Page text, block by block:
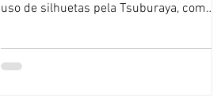
uso de silhuetas pela Tsuburaya, com
Blog Sushi POP não utiliza textos feitos
com ajuda de Inteligência Artificial. Todos